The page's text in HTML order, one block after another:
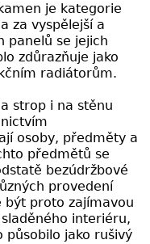
je kategorie
za vyspělejší a
panelů se jejich
zdůrazňuje jako
radiátorům.
strop i na stěnu
osoby, předměty a
předmětů se
bezúdržbové
provedení
být proto zajímavou
interiéru,
působilo jako rušivý